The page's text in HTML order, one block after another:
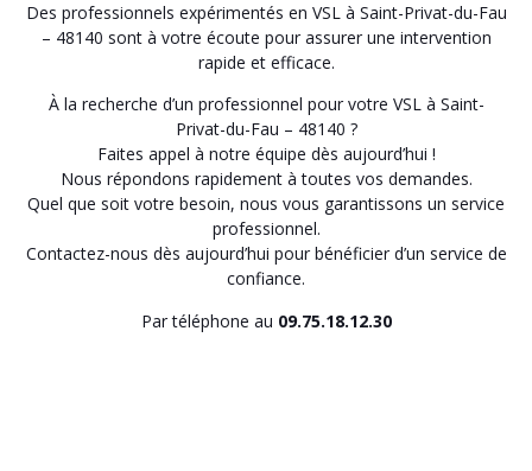
Des professionnels expérimentés en VSL à Saint-Privat-du-Fau
– 48140 sont à votre écoute pour assurer une intervention
rapide et efficace.
À la recherche d’un professionnel pour votre VSL à Saint-
Privat-du-Fau – 48140 ?
Faites appel à notre équipe dès aujourd’hui !
Nous répondons rapidement à toutes vos demandes.
Quel que soit votre besoin, nous vous garantissons un service
professionnel.
Contactez-nous dès aujourd’hui pour bénéficier d’un service de
confiance.
Par téléphone au 09.75.18.12.30